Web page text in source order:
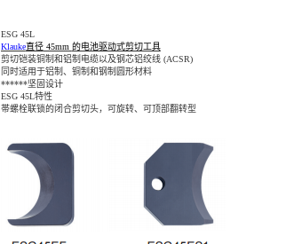
ESG 45L
Klauke直径45mm 的电池驱动式剪切工具
剪切铠装铜制和铝制电缆以及钢芯铝绞线(ACSR)
同时适用于铝制、铜制和钢制圆形材料
******坚固设计
ESG 45L特性
帯螺栓联锁的闭合剪切头，可旋转、可顶部翻转型